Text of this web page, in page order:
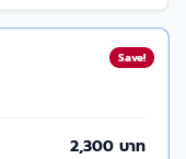
Save!
2,300 บาท